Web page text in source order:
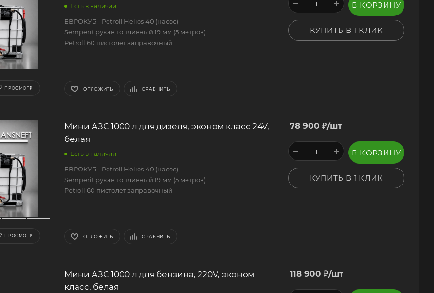
ПРОСМОТР
Есть в наличии
ЕВРОКУБ - Petroll Helios 40 (насос)
Semperit рукав топливный 19 мм (5 метров)
Petroll 60 пистолет заправочный
ОТЛОЖИТЬ СРАВНИТЬ
В КОРЗИНУ
КУПИТЬ В 1 КЛИК
ПРОСМОТР
Мини АЗС 1000 л для дизеля, эконом класс 24V,
белая
Есть в наличии
ЕВРОКУБ - Petroll Helios 40 (насос)
Semperit рукав топливный 19 мм (5 метров)
Petroll 60 пистолет заправочный
ОТЛОЖИТЬ СРАВНИТЬ
78 900 ₽/шт
В КОРЗИНУ
КУПИТЬ В 1 КЛИК
Мини АЗС 1000 л для бензина, 220V, эконом
класс, белая
118 900 ₽/шт